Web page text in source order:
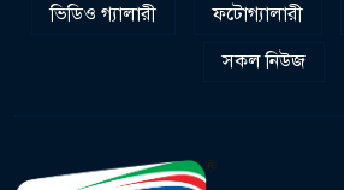
ভিডিও গ্যালারী
ফটোগ্যালারী
সকল নিউজ